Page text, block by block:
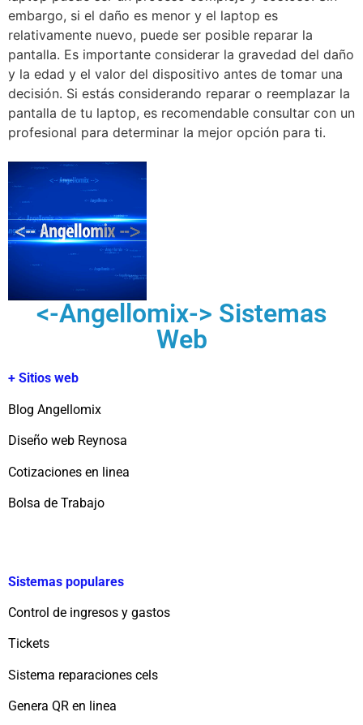
embargo, si el daño es menor y el laptop es
relativamente nuevo, puede ser posible reparar la
pantalla. Es importante considerar la gravedad del daño
y la edad y el valor del dispositivo antes de tomar una
decisión. Si estás considerando reparar o reemplazar la
pantalla de tu laptop, es recomendable consultar con un
profesional para determinar la mejor opción para ti.
<-Angellomix-> Sistemas
Web
+ Sitios web
Blog Angellomix
Diseño web Reynosa
Cotizaciones en linea
Bolsa de Trabajo
Sistemas populares
Control de ingresos y gastos
Tickets
Sistema reparaciones cels
Genera QR en linea